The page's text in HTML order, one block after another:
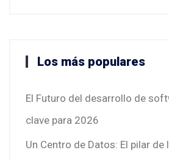
Los más populares
El Futuro del desarrollo de
clave para 2026
Un Centro de Datos: El pilar de